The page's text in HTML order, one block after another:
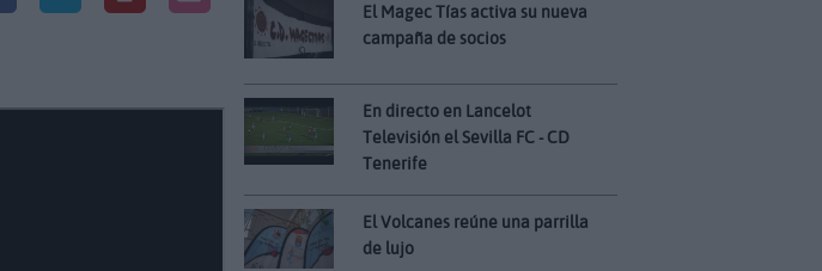
El Magec Tías activa su nueva
campaña de socios
En directo en Lancelot
Televisión el Sevilla FC - CD
Tenerife
El Volcanes reúne una parrilla
de lujo